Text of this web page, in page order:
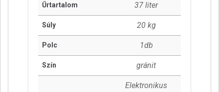
Űrtartalom 37 liter
Súly 20 kg
Polc 1db
Szín gránit
Elektronikus